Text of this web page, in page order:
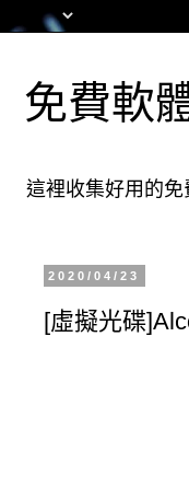
免費軟
這裡收集好用的
2020/04/23
[虛擬光碟